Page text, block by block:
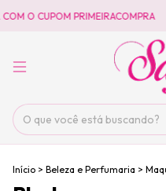
O CUPOM PRIMEIRACOMPRA
Início > Beleza e Perfumaria >